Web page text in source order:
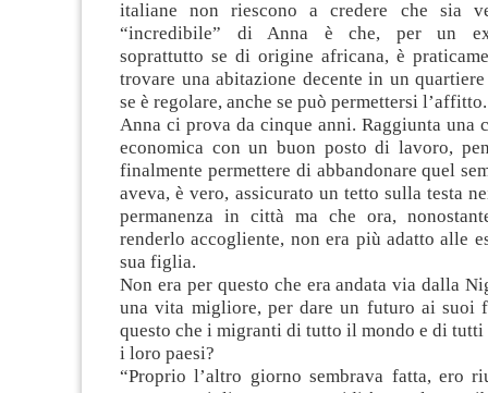
italiane non riescono a credere che sia
“incredibile” di Anna è che, per un
soprattutto se di origine africana, è
trovare una abitazione decente in un
se è regolare, anche se può permettersi l’affitto.
Anna ci prova da cinque anni. Raggiunta una
economica con un buon posto di lavoro,
finalmente permettere di abbandonare quel
aveva, è vero, assicurato un tetto sulla testa
permanenza in città ma che ora,
renderlo accogliente, non era più adatto alle
sua figlia.
Non era per questo che era andata via dalla
una vita migliore, per dare un futuro ai suoi
questo che i migranti di tutto il mondo e di
i loro paesi?
“Proprio l’altro giorno sembrava fatta, ero